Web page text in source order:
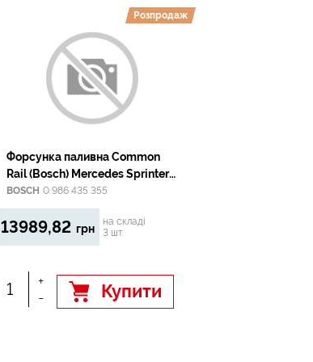
Розпродаж
Форсунка паливна Common
Rail (Bosch) Mercedes Sprinter,
Vito, CLK, E, ML,R, S 3.0 CDI
2005.04-;
BOSCH 0 986 435 355
13989,82 грн
на складі
3 шт.
+
-
Купити